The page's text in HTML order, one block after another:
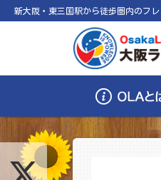
新大阪・東三国駅から徒歩圏内のフ